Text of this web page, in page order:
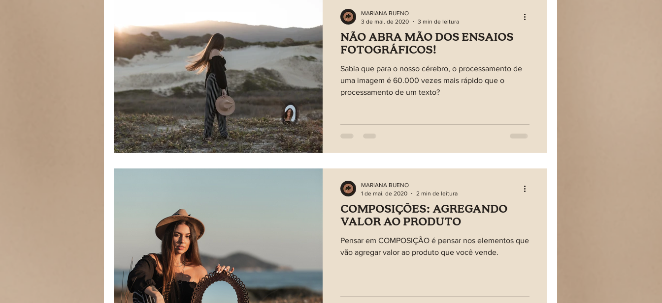
NÃO ABRA MÃO DOS ENSAIOS
FOTOGRÁFICOS!
Sabia que para o nosso cérebro, o processamento de
uma imagem é 60.000 vezes mais rápido que o
processamento de um texto?
MARIANA BUENO
3 de mai. de 2020
3 min de leitura
COMPOSIÇÕES: AGREGANDO
VALOR AO PRODUTO
Pensar em COMPOSIÇÃO é pensar nos elementos que
vão agregar valor ao produto que você vende.
MARIANA BUENO
1 de mai. de 2020
2 min de leitura